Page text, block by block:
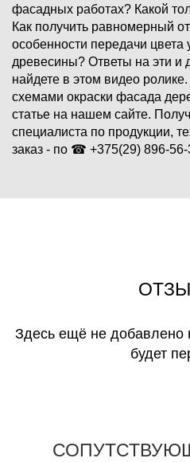
фасадных работах? Какой
Как получить равномерный
особенности передачи цвета
древесины? Ответы на эти и
найдете в этом видео
схемами окраски фасада
статье на нашем сайте.
специалиста по продукции,
заказ - по ☎ +375(29) 896-56-
Здесь ещё не добавлено
будет